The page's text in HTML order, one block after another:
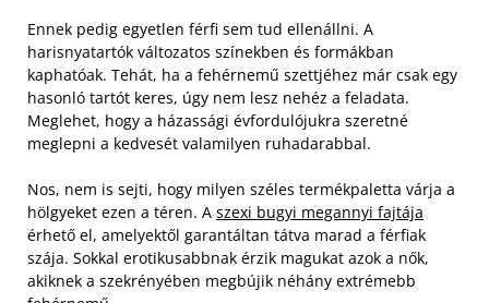
Ennek pedig egyetlen férfi sem tud ellenállni. A
harisnyatartók változatos színekben és formákban
kaphatóak. Tehát, ha a fehérnemű szettjéhez már csak egy
hasonló tartót keres, úgy nem lesz nehéz a feladata.
Meglehet, hogy a házassági évfordulójukra szeretné
meglepni a kedvesét valamilyen ruhadarabbal.
Nos, nem is sejti, hogy milyen széles termékpaletta várja a
hölgyeket ezen a téren. A szexi bugyi megannyi fajtája
érhető el, amelyektől garantáltan tátva marad a férfiak
szája. Sokkal erotikusabbnak érzik magukat azok a nők,
akiknek a szekrényében megbújik néhány extrémebb